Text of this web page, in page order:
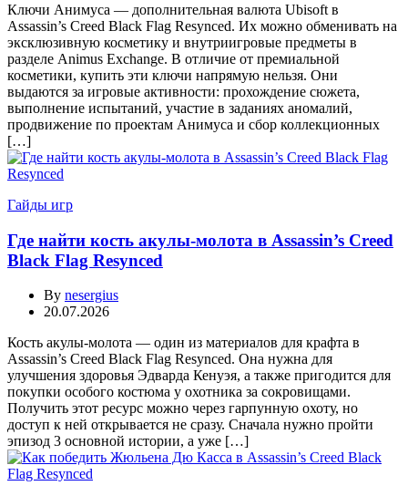
Ключи Анимуса — дополнительная валюта Ubisoft в
Assassin’s Creed Black Flag Resynced. Их можно обменивать на
эксклюзивную косметику и внутриигровые предметы в
разделе Animus Exchange. В отличие от премиальной
косметики, купить эти ключи напрямую нельзя. Они
выдаются за игровые активности: прохождение сюжета,
выполнение испытаний, участие в заданиях аномалий,
продвижение по проектам Анимуса и сбор коллекционных
[…]
Гайды игр
Где найти кость акулы-молота в Assassin’s Creed
Black Flag Resynced
By nesergius
20.07.2026
Кость акулы-молота — один из материалов для крафта в
Assassin’s Creed Black Flag Resynced. Она нужна для
улучшения здоровья Эдварда Кенуэя, а также пригодится для
покупки особого костюма у охотника за сокровищами.
Получить этот ресурс можно через гарпунную охоту, но
доступ к ней открывается не сразу. Сначала нужно пройти
эпизод 3 основной истории, а уже […]